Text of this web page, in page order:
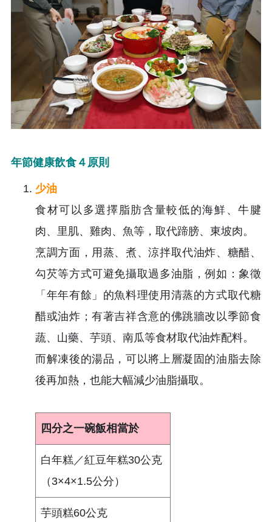
年節健康飲食４原則
少油
食材可以多選擇脂肪含量較低的海鮮、牛腱
肉、里肌、雞肉、魚等，取代蹄膀、東坡肉。
烹調方面，用蒸、煮、涼拌取代油炸、糖醋、
勾芡等方式可避免攝取過多油脂，例如：象徵
「年年有餘」的魚料理使用清蒸的方式取代糖
醋或油炸；有著吉祥含意的佛跳牆改以季節食
蔬、山藥、芋頭、南瓜等食材取代油炸配料。
而解凍後的湯品，可以將上層凝固的油脂去除
後再加熱，也能大幅減少油脂攝取。
四分之一碗飯相當於
白年糕／紅豆年糕30公克
（3×4×1.5公分）
芋頭糕60公克